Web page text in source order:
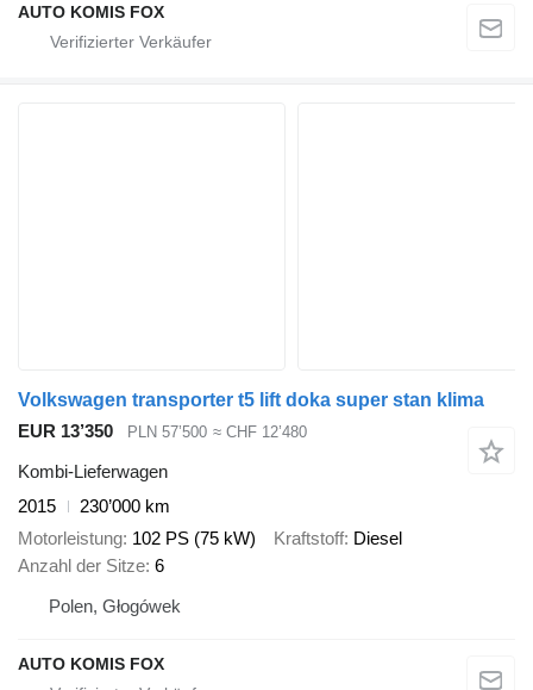
AUTO KOMIS FOX
Volkswagen transporter t5 lift doka super stan klima
EUR 13’350
PLN 57’500 ≈ CHF 12’480
Kombi-Lieferwagen
2015
230’000 km
Motorleistung 102 PS (75 kW) Kraftstoff Diesel
Anzahl der Sitze 6
Polen, Głogówek
AUTO KOMIS FOX